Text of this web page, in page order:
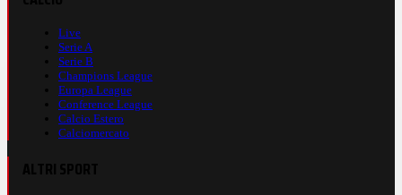
Live
Serie A
Serie B
Champions League
Europa League
Conference League
Calcio Estero
Calciomercato